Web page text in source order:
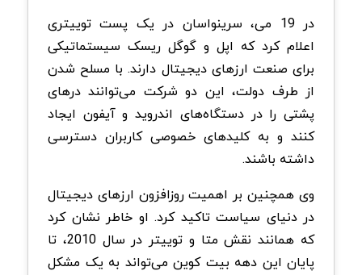
در 19 می، سرینواسان در یک پست توییتری
اعلام کرد که اپل و گوگل ریسک سیستماتیکی
برای صنعت ارزهای دیجیتال دارند. با مسلح شدن
از طرف دولت، این دو شرکت می‌توانند درهای
پشتی را در دستگاه‌های اندروید و آیفون ایجاد
کنند و به کلیدهای خصوصی کاربران دسترسی
داشته باشند.
وی همچنین بر اهمیت روزافزون ارزهای دیجیتال
در دنیای سیاست تاکید کرد. او خاطر نشان کرد
که همانند نقش متا و توییتر در سال 2010، تا
پایان این دهه بیت کوین می‌تواند به یک مشکل